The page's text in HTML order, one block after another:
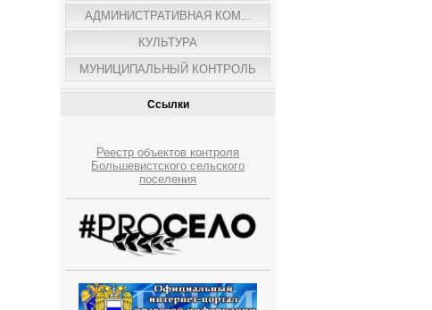
АДМИНИСТРАТИВНАЯ КОМ...
КУЛЬТУРА
МУНИЦИПАЛЬНЫЙ КОНТРОЛЬ
Ссылки
Реестр объектов контроля
Большевистского сельского
поселения